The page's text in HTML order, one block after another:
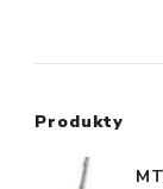
Produkty